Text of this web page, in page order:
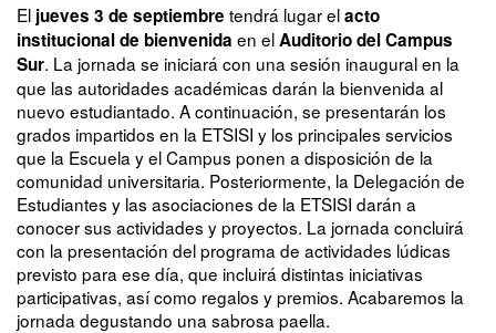
El jueves 3 de septiembre tendrá lugar elacto
institucional de bienvenida en elAuditorio del Campus
Sur. La jornada se iniciará con una sesión inaugural en la
que las autoridades académicas darán la bienvenida al
nuevo estudiantado. A continuación, se presentarán los
grados impartidos en la ETSISI y los principales servicios
que la Escuela y el Campus ponen a disposición de la
comunidad universitaria. Posteriormente, la Delegación de
Estudiantes y las asociaciones de la ETSISI darán a
conocer sus actividades y proyectos. La jornada concluirá
con la presentación del programa de actividades lúdicas
previsto para ese día, que incluirá distintas iniciativas
participativas, así como regalos y premios. Acabaremos la
jornada degustando una sabrosa paella.